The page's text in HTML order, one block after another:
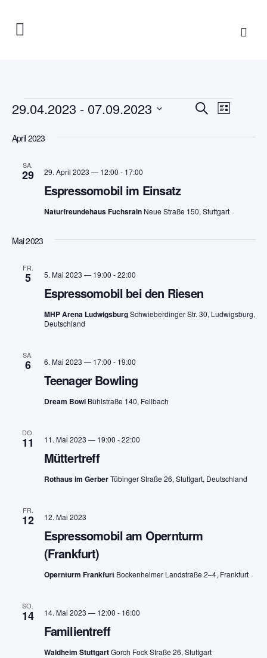
Veranstaltungen
und
Suche
Liste
29.04.2023 - 07.09.2023
wählen.
April 2023
SA.
29
Espressomobil im Einsatz
29. April 2023 — 12:00 - 17:00
Naturfreundehaus Fuchsrain Neue Straße 150, Stuttgart
Mai 2023
FR.
5
Espressomobil bei den Riesen
5. Mai 2023 — 19:00 -22:00
MHP Arena LudwigsburgSchwieberdinger Str. 30, Ludwigsburg,
Deutschland
SA.
6
Teenager Bowling
6. Mai 2023 — 17:00 - 19:00
Dream Bowl Bühlstraße 140, Fellbach
DO.
11
Müttertreff
11. Mai 2023 — 19:00 -22:00
Rothaus im GerberTübinger Straße 26, Stuttgart, Deutschland
FR.
12
Espressomobil am Opernturm
(Frankfurt)
12. Mai 2023
Opernturm Frankfurt Bockenheimer Landstraße 2–4, Frankfurt
SO.
14
Familientreff
14. Mai 2023 — 12:00 - 16:00
Waldheim StuttgartGorch Fock Straße 26, Stuttgart